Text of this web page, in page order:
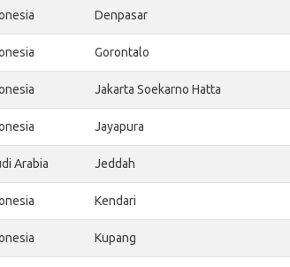
Denpasar
Gorontalo
Jakarta Soekarno Hatta
Jayapura
Arabia Jeddah
Kendari
Kupang